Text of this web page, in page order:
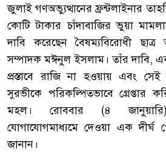
জুলাই গণঅভ্যুত্থানের ফ্রন্টলাইনার
কোটি টাকার চাঁদাবাজির ভুয়া
দাবি করেছেন বৈষম্যবিরোধী
সম্পাদক মঈনুল ইসলাম। তাঁর দাবি,
প্রস্তাবে রাজি না হওয়ায় এবং
সুরভীকে পরিকল্পিতভাবে গ্রেপ্তার
মহল। রোববার (৪
যোগাযোগমাধ্যমে দেওয়া এক
জানান।